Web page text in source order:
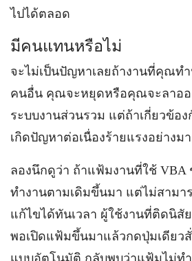
ไปได้ตลอด
มีคนแทนหรือไม่
จะไม่เป็นปัญหาเลยถ้างานที่คุณท
คนอื่น คุณจะหยุดหรือคุณจะลาออ
ระบบงานส่วนรวม แต่ถ้าเกี่ยวข้อ
เกิดปัญหาต่อเนื่องร้ายแรงอย่างม
ลองนึกดูว่า ถ้าแฟ้มงานที่ใช้ VBA
ทำงานตามเดิมขึ้นมา แต่ไม่สามา
แก้ไขได้ทันเวลา ผู้ใช้งานที่ติดนิสั
พอเปิดแฟ้มขึ้นมาแล้วกดปุ่มเดียวสั่
แบบอัตโนมัติ กลับพบว่าแฟ้มไม่ทำ